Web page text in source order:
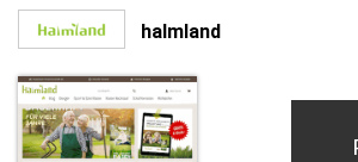
halmland